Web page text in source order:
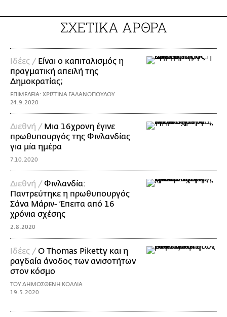
ΣΧΕΤΙΚΑ ΑΡΘΡΑ
Ιδέες / Είναι ο καπιταλισμός η
πραγματική απειλή της
Δημοκρατίας;
ΕΠΙΜΕΛΕΙΑ: ΧΡΙΣΤΙΝΑ ΓΑΛΑΝΟΠΟΥΛΟΥ
24.9.2020
Διεθνή / Μια 16χρονη έγινε
πρωθυπουργός της Φινλανδίας
για μία ημέρα
7.10.2020
Διεθνή /Φινλανδία:
Παντρεύτηκε η πρωθυπουργός
Σάνα Μάριν- Έπειτα από 16
χρόνια σχέσης
2.8.2020
Ιδέες /Ο Thomas Piketty και η
ραγδαία άνοδος των ανισοτήτων
στον κόσμο
ΤΟΥ ΔΗΜΟΣΘΕΝΗ ΚΟΛΛΙΑ
19.5.2020